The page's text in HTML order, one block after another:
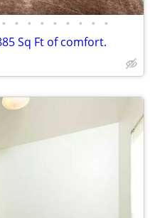
• • • • • • • • •
Sq Ft of comfort.